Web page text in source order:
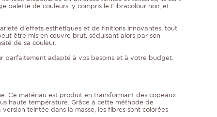
palette de couleurs, y compris le Fibracolour noir, et
d'effets esthétiques et de finitions innovantes, tout
être mis en œuvre brut, séduisant alors par son
de sa couleur.
parfaitement adapté à vos besoins et à votre budget.
Ce matériau est produit en transformant des copeaux
haute température. Grâce à cette méthode de
teintée dans la masse, les fibres sont colorées